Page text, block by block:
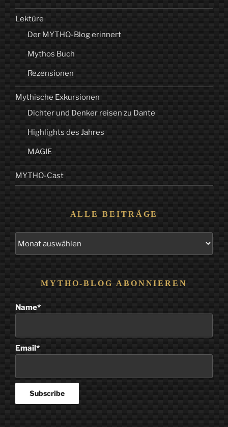
Lektüre
Der MYTHO-Blog erinnert
Mythos Buch
Rezensionen
Mythische Exkursionen
Dichter und Denker reisen zu Dante
Highlights des Jahres
MAGIE
MYTHO-Cast
ALLE BEITRÄGE
MYTHO-BLOG ABONNIEREN
Name*
Email*